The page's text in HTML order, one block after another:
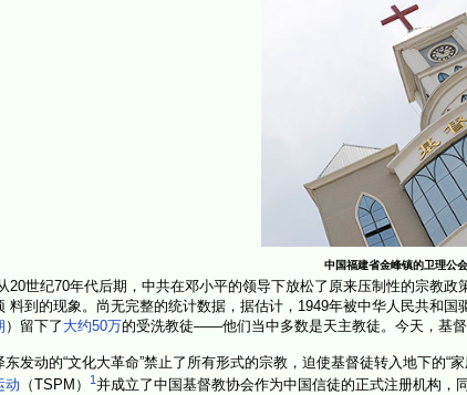
中国福建省金峰镇的卫理公会
20世纪70年代后期，中共在邓小平的领导下放松了原来压制性的宗教
料到的现象。尚无完整的统计数据，据估计，1949年被中华人民共和
）留下了 大约50万的受洗教徒——他们当中多数是天主教徒。今天，基
东发动的“文化大革命”禁止了所有形式的宗教，迫使基督徒转入地下的“
动 （TSPM） 1并成立了中国基督教协会作为中国信徒的正式注册机构